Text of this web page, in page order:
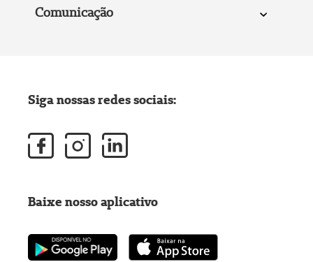
Comunicação
Siga nossas redes sociais:
Baixe nosso aplicativo